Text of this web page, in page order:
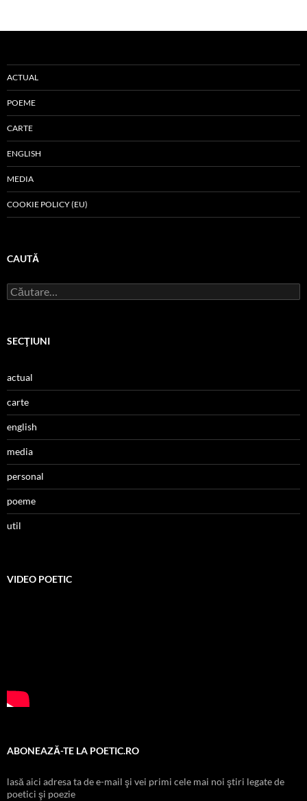
ACTUAL
POEME
CARTE
ENGLISH
MEDIA
COOKIE POLICY (EU)
CAUTĂ
Caută
după:
SECŢIUNI
actual
carte
english
media
personal
poeme
util
VIDEO POETIC
ABONEAZĂ-TE LA POETIC.RO
lasă aici adresa ta de e-mail şi vei primi cele mai noi ştiri legate de
poetici şi poezie